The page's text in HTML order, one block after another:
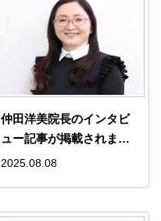
仲田洋美院長のインタビ
ュー記事が掲載されまし
た！
2025.08.08